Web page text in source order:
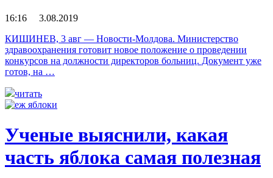
16:16 3.08.2019
КИШИНЕВ, 3 авг — Новости-Молдова. Министерство
здравоохранения готовит новое положение о проведении
конкурсов на должности директоров больниц. Документ уже
готов, на …
читать
Ученые выяснили, какая
часть яблока самая полезная